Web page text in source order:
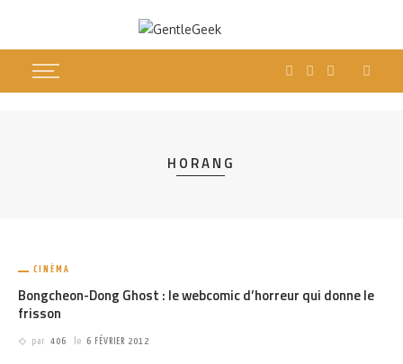
HORANG
CINÉMA
Bongcheon-Dong Ghost : le webcomic d’horreur qui donne le
frisson
par 406 le 6 FÉVRIER 2012